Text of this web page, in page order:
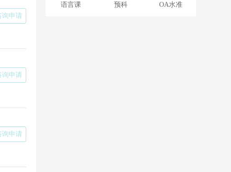
询申请
询申请
询申请
语言课 预科 OA水准